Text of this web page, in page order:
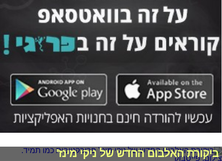
ביקורת האלבום החדש של ניקי מינז'